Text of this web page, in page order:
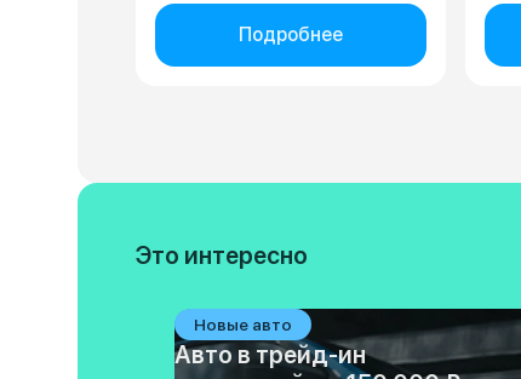
Подробнее
Это интересно
Новые авто
Авто в трейд-ин